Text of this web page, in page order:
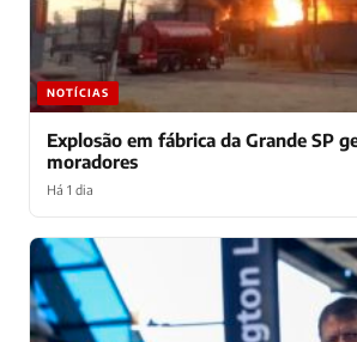
NOTÍCIAS
Explosão em fábrica da Grande SP
moradores
Há 1 dia